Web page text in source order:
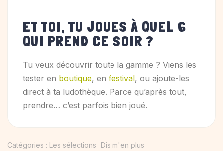
ET TOI, TU JOUES À QUEL 6
QUI PREND CE SOIR ?
Tu veux découvrir toute la gamme ? Viens les
tester en boutique, en festival, ou ajoute-les
direct à ta ludothèque. Parce qu’après tout,
prendre… c’est parfois bien joué.
Catégories : Les sélections Dis m'en plus